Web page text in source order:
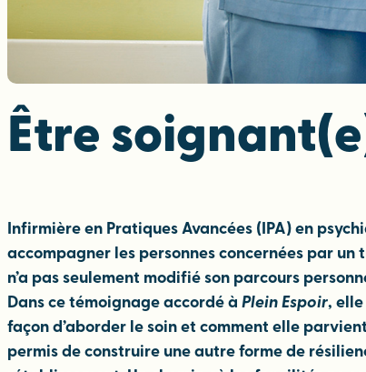
Être
Infirmière en Pratiques Avancées (IPA) en
accompagner les personnes concernées par
n’a pas seulement modifié son parcours
Dans ce témoignage accordé à Plein Espoir,
façon d’aborder le soin et comment elle
permis de construire une autre forme de